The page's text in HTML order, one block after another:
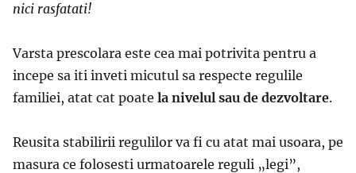
nici rasfatati!
Varsta prescolara este cea mai potrivita pentru a
incepe sa iti inveti micutul sa respecte regulile
familiei, atat cat poate la nivelul sau de dezvoltare.
Reusita stabilirii regulilor va fi cu atat mai usoara, pe
masura ce folosesti urmatoarele reguli „legi”,